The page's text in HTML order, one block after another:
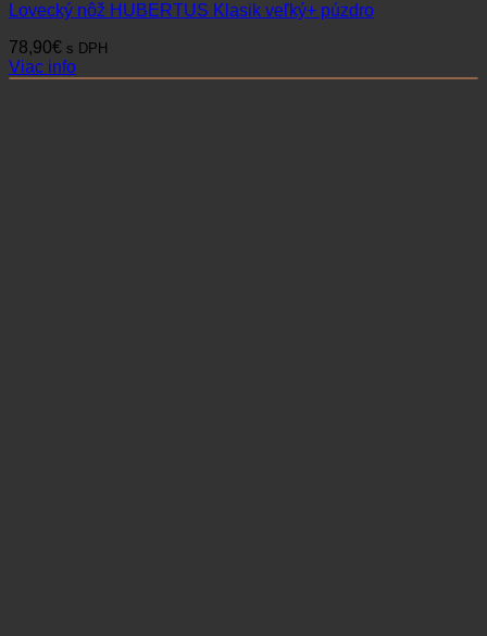
Lovecký nôž HUBERTUS Klasik veľký+ púzdro
78,90€ s DPH
Viac info